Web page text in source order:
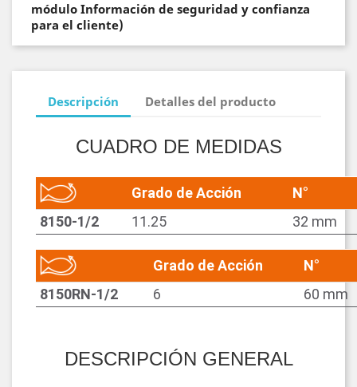
módulo Información de seguridad y confianza
para el cliente)
Descripción Detalles del producto
CUADRO DE MEDIDAS
Grado de Acción
N°
8150-1/2
11.25 32 mm
Grado de Acción
N°
8150RN-1/2
6 60 mm
DESCRIPCIÓN GENERAL